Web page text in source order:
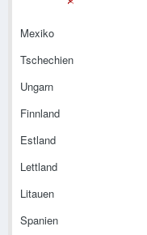
Mexiko
Tschechien
Ungarn
Finnland
Estland
Lettland
Litauen
Spanien